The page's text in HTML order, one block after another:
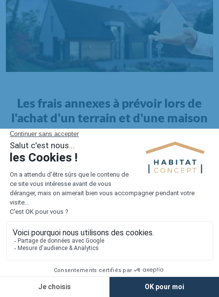
Les frais annexes à prévoir lors de
l'achat d'un terrain et d'une maison
Il faut également intégrer à votre budget, les
pour la maison. Outre l'achat du terrain et la construction, il
faut prendre en compte la viabilisation si elle n'est pas
proposée par le constructeur. Les frais de raccordements et les
taxes éventuelles coûtent entre 5 000 et 15 000 euros selon la
localisation du terrain et son accès.
Quant auxfrais de notaire
Lorsque vous vous tournez vers une maison existante, il sera
nécessaire de faire des travaux de rénovation. Ceux-ci sont
souvent coûteux et doivent être ajoutés au prix de l'achat